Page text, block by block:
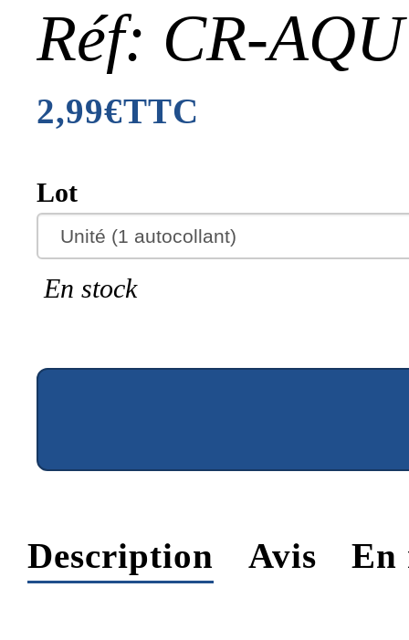
Réf: CR-AQU
2,99€TTC
Lot
En stock
Description Avis En